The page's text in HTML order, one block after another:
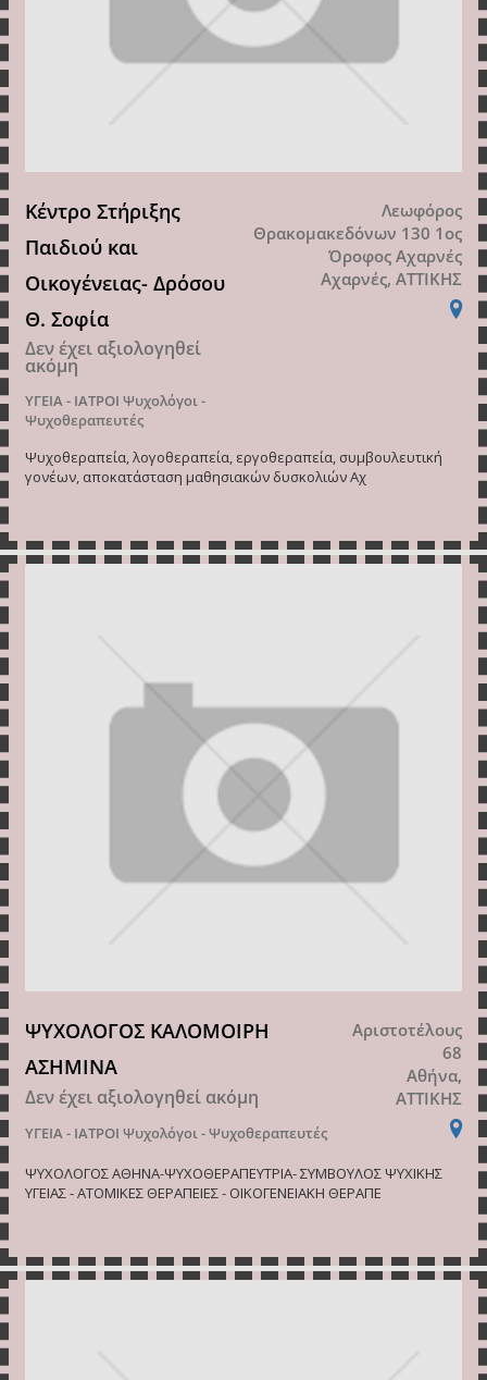
Κέντρο Στήριξης
Παιδιού και
Οικογένειας- Δρόσου
Θ. Σοφία
Δεν έχει αξιολογηθεί
ακόμη
ΥΓΕΙΑ - ΙΑΤΡΟΙ Ψυχολόγοι -
Ψυχοθεραπευτές
Λεωφόρος
Θρακομακεδόνων 130 1ος
Όροφος Αχαρνές
Αχαρνές, ΑΤΤΙΚΗΣ
Ψυχοθεραπεία, λογοθεραπεία, εργοθεραπεία, συμβουλευτική
γονέων, αποκατάσταση μαθησιακών δυσκολιών Αχ
ΨΥΧΟΛΟΓΟΣ ΚΑΛΟΜΟΙΡΗ
ΑΣΗΜΙΝΑ
Δεν έχει αξιολογηθεί ακόμη
ΥΓΕΙΑ - ΙΑΤΡΟΙ Ψυχολόγοι - Ψυχοθεραπευτές
Αριστοτέλους
68
Αθήνα,
ΑΤΤΙΚΗΣ
ΨΥΧΟΛΟΓΟΣ ΑΘΗΝΑ-ΨΥΧΟΘΕΡΑΠΕΥΤΡΙΑ- ΣΥΜΒΟΥΛΟΣ ΨΥΧΙΚΗΣ
ΥΓΕΙΑΣ - ΑΤΟΜΙΚΕΣ ΘΕΡΑΠΕΙΕΣ - ΟΙΚΟΓΕΝΕΙΑΚΗ ΘΕΡΑΠΕ